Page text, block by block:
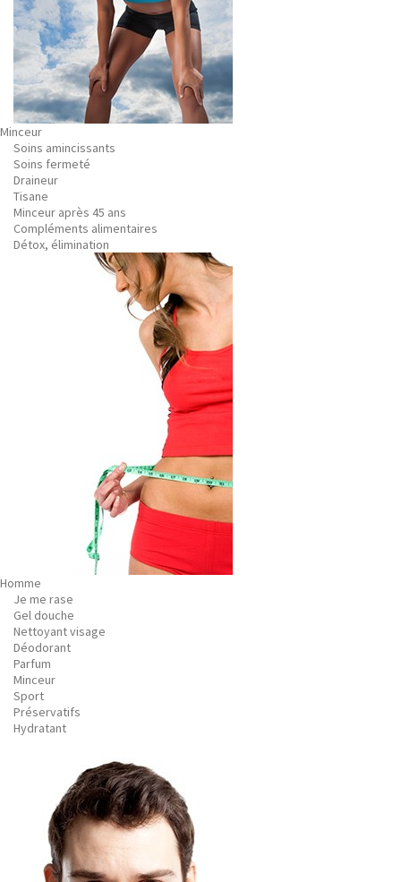
Minceur
Soins amincissants
Soins fermeté
Draineur
Tisane
Minceur après 45 ans
Compléments alimentaires
Détox, élimination
Homme
Je me rase
Gel douche
Nettoyant visage
Déodorant
Parfum
Minceur
Sport
Préservatifs
Hydratant